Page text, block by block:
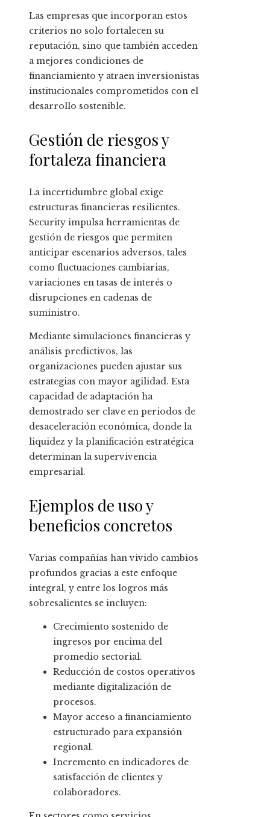
Las empresas que incorporan estos
criterios no solo fortalecen su
reputación, sino que también acceden
a mejores condiciones de
financiamiento y atraen inversionistas
institucionales comprometidos con el
desarrollo sostenible.
Gestión de riesgos y
fortaleza financiera
La incertidumbre global exige
estructuras financieras resilientes.
Security impulsa herramientas de
gestión de riesgos que permiten
anticipar escenarios adversos, tales
como fluctuaciones cambiarias,
variaciones en tasas de interés o
disrupciones en cadenas de
suministro.
Mediante simulaciones financieras y
análisis predictivos, las
organizaciones pueden ajustar sus
estrategias con mayor agilidad. Esta
capacidad de adaptación ha
demostrado ser clave en periodos de
desaceleración económica, donde la
liquidez y la planificación estratégica
determinan la supervivencia
empresarial.
Ejemplos de uso y
beneficios concretos
Varias compañías han vivido cambios
profundos gracias a este enfoque
integral, y entre los logros más
sobresalientes se incluyen:
Crecimiento sostenido de
ingresos por encima del
promedio sectorial.
Reducción de costos operativos
mediante digitalización de
procesos.
Mayor acceso a financiamiento
estructurado para expansión
regional.
Incremento en indicadores de
satisfacción de clientes y
colaboradores.